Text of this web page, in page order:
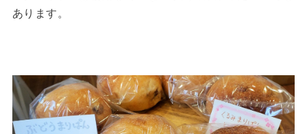
あります。